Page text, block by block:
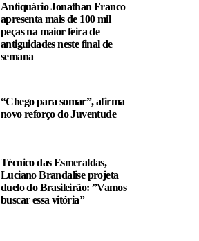
Antiquário Jonathan Franco
apresenta mais de 100 mil
peças na maior feira de
antiguidades neste final de
semana
“Chego para somar”, afirma
novo reforço do Juventude
Técnico das Esmeraldas,
Luciano Brandalise projeta
duelo do Brasileirão: ”Vamos
buscar essa vitória”